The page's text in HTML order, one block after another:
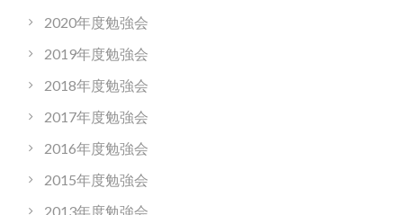
2020年度勉強会
2019年度勉強会
2018年度勉強会
2017年度勉強会
2016年度勉強会
2015年度勉強会
2013年度勉強会